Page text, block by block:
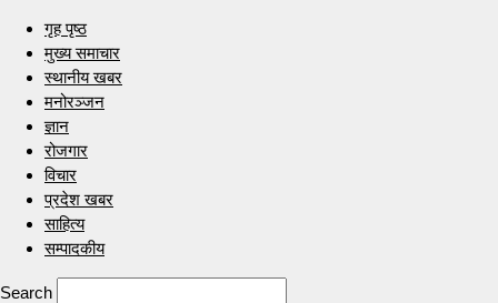
गृह पृष्ठ
मुख्य समाचार
स्थानीय खबर
मनोरञ्जन
ज्ञान
रोजगार
विचार
प्रदेश खबर
साहित्य
सम्पादकीय
Search